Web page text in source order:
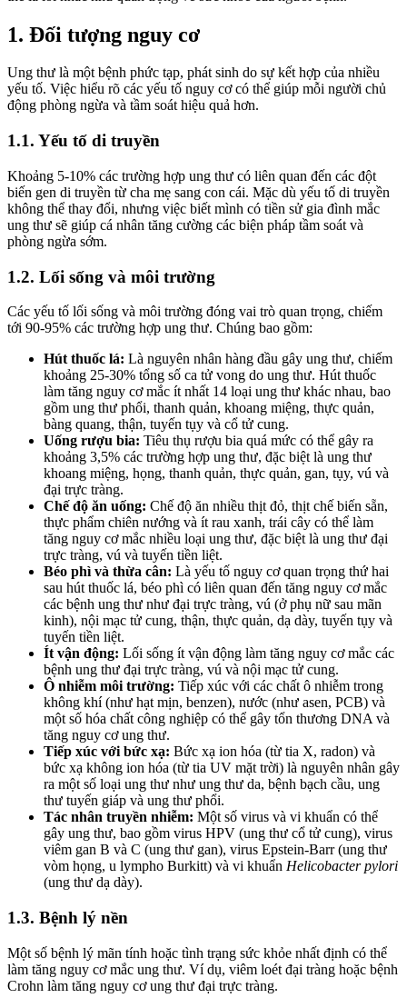
1. Đối tượng nguy cơ
Ung thư là một bệnh phức tạp, phát sinh do sự kết hợp của nhiều
yếu tố. Việc hiểu rõ các yếu tố nguy cơ có thể giúp mỗi người chủ
động phòng ngừa và tầm soát hiệu quả hơn.
1.1. Yếu tố di truyền
Khoảng 5-10% các trường hợp ung thư có liên quan đến các đột
biến gen di truyền từ cha mẹ sang con cái. Mặc dù yếu tố di truyền
không thể thay đổi, nhưng việc biết mình có tiền sử gia đình mắc
ung thư sẽ giúp cá nhân tăng cường các biện pháp tầm soát và
phòng ngừa sớm.
1.2. Lối sống và môi trường
Các yếu tố lối sống và môi trường đóng vai trò quan trọng, chiếm
tới 90-95% các trường hợp ung thư. Chúng bao gồm:
Hút thuốc lá: Là nguyên nhân hàng đầu gây ung thư, chiếm
khoảng 25-30% tổng số ca tử vong do ung thư. Hút thuốc
làm tăng nguy cơ mắc ít nhất 14 loại ung thư khác nhau, bao
gồm ung thư phổi, thanh quản, khoang miệng, thực quản,
bàng quang, thận, tuyến tụy và cổ tử cung.
Uống rượu bia: Tiêu thụ rượu bia quá mức có thể gây ra
khoảng 3,5% các trường hợp ung thư, đặc biệt là ung thư
khoang miệng, họng, thanh quản, thực quản, gan, tụy, vú và
đại trực tràng.
Chế độ ăn uống: Chế độ ăn nhiều thịt đỏ, thịt chế biến sẵn,
thực phẩm chiên nướng và ít rau xanh, trái cây có thể làm
tăng nguy cơ mắc nhiều loại ung thư, đặc biệt là ung thư đại
trực tràng, vú và tuyến tiền liệt.
Béo phì và thừa cân: Là yếu tố nguy cơ quan trọng thứ hai
sau hút thuốc lá, béo phì có liên quan đến tăng nguy cơ mắc
các bệnh ung thư như đại trực tràng, vú (ở phụ nữ sau mãn
kinh), nội mạc tử cung, thận, thực quản, dạ dày, tuyến tụy và
tuyến tiền liệt.
Ít vận động: Lối sống ít vận động làm tăng nguy cơ mắc các
bệnh ung thư đại trực tràng, vú và nội mạc tử cung.
Ô nhiễm môi trường: Tiếp xúc với các chất ô nhiễm trong
không khí (như hạt mịn, benzen), nước (như asen, PCB) và
một số hóa chất công nghiệp có thể gây tổn thương DNA và
tăng nguy cơ ung thư.
Tiếp xúc với bức xạ: Bức xạ ion hóa (từ tia X, radon) và
bức xạ không ion hóa (từ tia UV mặt trời) là nguyên nhân gây
ra một số loại ung thư như ung thư da, bệnh bạch cầu, ung
thư tuyến giáp và ung thư phổi.
Tác nhân truyền nhiễm: Một số virus và vi khuẩn có thể
gây ung thư, bao gồm virus HPV (ung thư cổ tử cung), virus
viêm gan B và C (ung thư gan), virus Epstein-Barr (ung thư
vòm họng, u lympho Burkitt) và vi khuẩn Helicobacter pylori
(ung thư dạ dày).
1.3. Bệnh lý nền
Một số bệnh lý mãn tính hoặc tình trạng sức khỏe nhất định có thể
làm tăng nguy cơ mắc ung thư. Ví dụ, viêm loét đại tràng hoặc bệnh
Crohn làm tăng nguy cơ ung thư đại trực tràng.